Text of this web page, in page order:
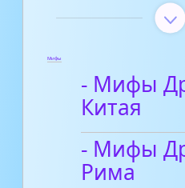
Мифы
- Мифы
Китая
- Мифы
Рима